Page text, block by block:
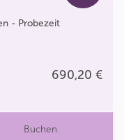
- Probezeit
690,20 €
Buchen